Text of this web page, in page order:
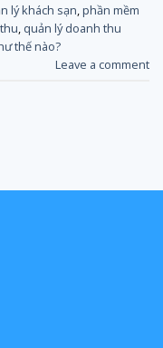
lý khách sạn phần mềm
quản lý doanh thu
thế nào?
Leave a comment